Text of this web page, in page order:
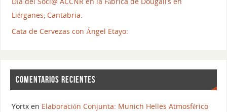
Liérganes, Cantabria.
Cata de Cervezas con Ángel Etayo:
COMENTARIOS RECIENTES
Yortxen Elaboración Conjunta: Munich Helles Atmosférico